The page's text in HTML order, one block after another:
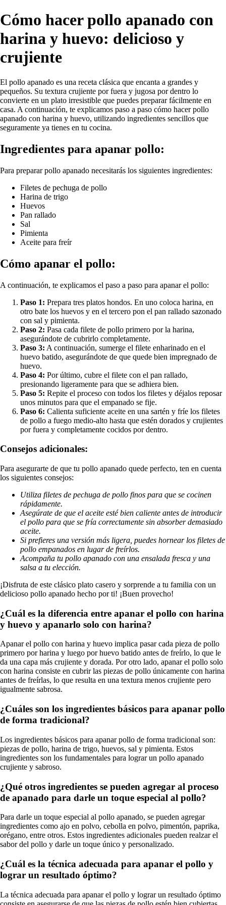
Cómo hacer pollo apanado con
harina y huevo: delicioso y
crujiente
El pollo apanado es una receta clásica que encanta a grandes y
pequeños. Su textura crujiente por fuera y jugosa por dentro lo
convierte en un plato irresistible que puedes preparar fácilmente en
casa. A continuación, te explicamos paso a paso cómo hacer pollo
apanado con harina y huevo, utilizando ingredientes sencillos que
seguramente ya tienes en tu cocina.
Ingredientes para apanar pollo:
Para preparar pollo apanado necesitarás los siguientes ingredientes:
Filetes de pechuga de pollo
Harina de trigo
Huevos
Pan rallado
Sal
Pimienta
Aceite para freír
Cómo apanar el pollo:
A continuación, te explicamos el paso a paso para apanar el pollo:
Paso 1: Prepara tres platos hondos. En uno coloca harina, en
otro bate los huevos y en el tercero pon el pan rallado sazonado
con sal y pimienta.
Paso 2: Pasa cada filete de pollo primero por la harina,
asegurándote de cubrirlo completamente.
Paso 3: A continuación, sumerge el filete enharinado en el
huevo batido, asegurándote de que quede bien impregnado de
huevo.
Paso 4: Por último, cubre el filete con el pan rallado,
presionando ligeramente para que se adhiera bien.
Paso 5: Repite el proceso con todos los filetes y déjalos reposar
unos minutos para que el empanado se fije.
Paso 6: Calienta suficiente aceite en una sartén y fríe los filetes
de pollo a fuego medio-alto hasta que estén dorados y crujientes
por fuera y completamente cocidos por dentro.
Consejos adicionales:
Para asegurarte de que tu pollo apanado quede perfecto, ten en cuenta
los siguientes consejos:
Utiliza filetes de pechuga de pollo finos para que se cocinen
rápidamente.
Asegúrate de que el aceite esté bien caliente antes de introducir
el pollo para que se fría correctamente sin absorber demasiado
aceite.
Si prefieres una versión más ligera, puedes hornear los filetes de
pollo empanados en lugar de freírlos.
Acompaña tu pollo apanado con una ensalada fresca y una
salsa a tu elección.
¡Disfruta de este clásico plato casero y sorprende a tu familia con un
delicioso pollo apanado hecho por ti! ¡Buen provecho!
¿Cuál es la diferencia entre apanar el pollo con harina
y huevo y apanarlo solo con harina?
Apanar el pollo con harina y huevo implica pasar cada pieza de pollo
primero por harina y luego por huevo batido antes de freírlo, lo que le
da una capa más crujiente y dorada. Por otro lado, apanar el pollo solo
con harina consiste en cubrir las piezas de pollo únicamente con harina
antes de freírlas, lo que resulta en una textura menos crujiente pero
igualmente sabrosa.
¿Cuáles son los ingredientes básicos para apanar pollo
de forma tradicional?
Los ingredientes básicos para apanar pollo de forma tradicional son:
piezas de pollo, harina de trigo, huevos, sal y pimienta. Estos
ingredientes son los fundamentales para lograr un pollo apanado
crujiente y sabroso.
¿Qué otros ingredientes se pueden agregar al proceso
de apanado para darle un toque especial al pollo?
Para darle un toque especial al pollo apanado, se pueden agregar
ingredientes como ajo en polvo, cebolla en polvo, pimentón, paprika,
orégano, entre otros. Estos ingredientes adicionales pueden realzar el
sabor del pollo y darle un toque único y personalizado.
¿Cuál es la técnica adecuada para apanar el pollo y
lograr un resultado óptimo?
La técnica adecuada para apanar el pollo y lograr un resultado óptimo